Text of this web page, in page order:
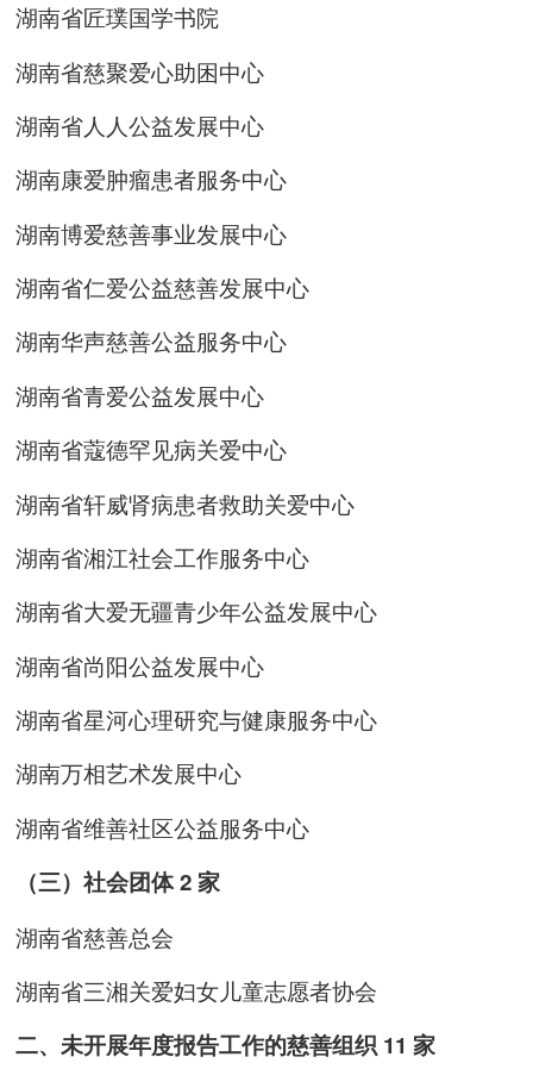
湖南省匠璞国学书院
湖南省慈聚爱心助困中心
湖南省人人公益发展中心
湖南康爱肿瘤患者服务中心
湖南博爱慈善事业发展中心
湖南省仁爱公益慈善发展中心
湖南华声慈善公益服务中心
湖南省青爱公益发展中心
湖南省蔻德罕见病关爱中心
湖南省轩威肾病患者救助关爱中心
湖南省湘江社会工作服务中心
湖南省大爱无疆青少年公益发展中心
湖南省尚阳公益发展中心
湖南省星河心理研究与健康服务中心
湖南万相艺术发展中心
湖南省维善社区公益服务中心
（三）社会团体 2 家
湖南省慈善总会
湖南省三湘关爱妇女儿童志愿者协会
二、未开展年度报告工作的慈善组织 11 家